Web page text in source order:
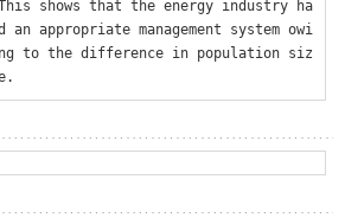
shows that the energy industry ha
an appropriate management system owi
ng to the difference in population siz